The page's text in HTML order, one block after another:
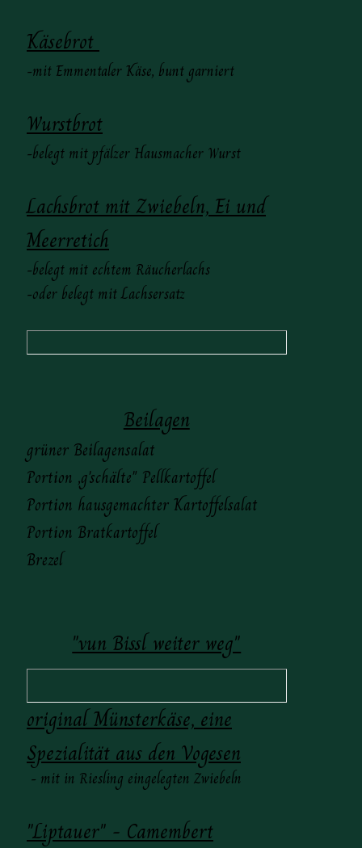
Käsebrot
-mit Emmentaler Käse, bunt garniert
Wurstbrot
-belegt mit pfälzer Hausmacher Wurst
Lachsbrot mit Zwiebeln, Ei und
Meerretich
-belegt mit echtem Räucherlachs
-oder belegt mit Lachsersatz
Beilagen
grüner Beilagensalat
Portion ,g'schälte" Pellkartoffel
Portion hausgemachter Kartoffelsalat
Portion Bratkartoffel
Brezel
"vun Bissl weiter weg"
original Münsterkäse, eine
Spezialität aus den Vogesen
- mit in Riesling eingelegten Zwiebeln
"Liptauer" - Camembert